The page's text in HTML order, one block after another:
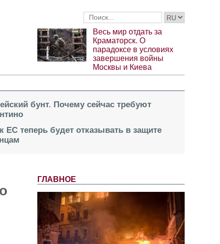
Весь мир отдать за
Краматорск. О
парадоксе в условиях
завершения войны
Москвы и Киева
бунт. Почему сейчас требуют
ЕС теперь будет отказывать в защите
ГЛАВНОЕ